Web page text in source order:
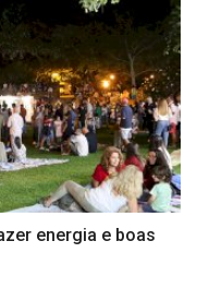
energia e boas